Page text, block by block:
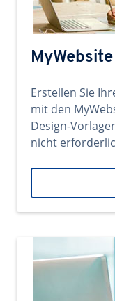
MyWebsite
Erstellen Sie
mit den
Design-
nicht